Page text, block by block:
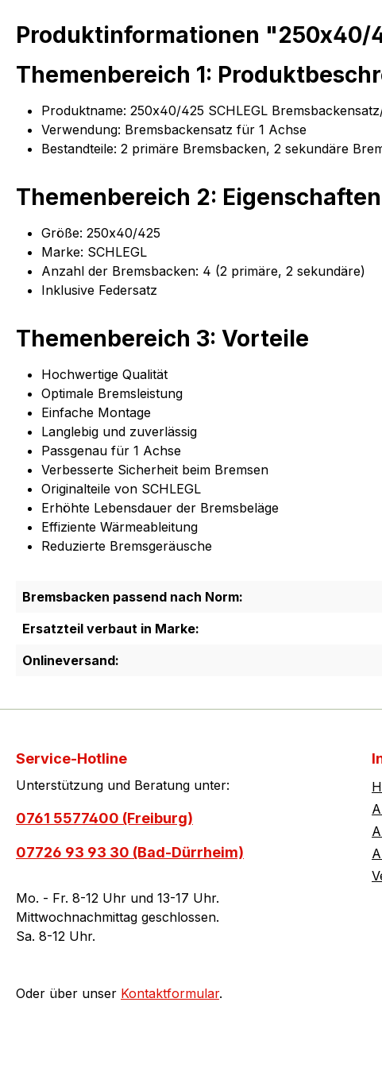
Produktinformationen "250x40/
Themenbereich 1:
Produktname: 250x40/425 SCHLEGL
Verwendung: Bremsbackensatz für 1 Achse
Bestandteile: 2 primäre Bremsbacken, 2 sekundäre
Themenbereich 2: Eigenschaften
Größe: 250x40/425
Marke: SCHLEGL
Anzahl der Bremsbacken: 4 (2 primäre, 2 sekundäre)
Inklusive Federsatz
Themenbereich 3: Vorteile
Hochwertige Qualität
Optimale Bremsleistung
Einfache Montage
Langlebig und zuverlässig
Passgenau für 1 Achse
Verbesserte Sicherheit beim Bremsen
Originalteile von SCHLEGL
Erhöhte Lebensdauer der Bremsbeläge
Effiziente Wärmeableitung
Reduzierte Bremsgeräusche
Bremsbacken passend nach Norm:
Ersatzteil verbaut in Marke:
Onlineversand:
Service-Hotline
Unterstützung und Beratung unter:
0761 5577400 (Freiburg)
07726 93 93 30 (Bad-Dürrheim)
Mo. - Fr. 8-12 Uhr und 13-17 Uhr.
Mittwochnachmittag geschlossen.
Sa. 8-12 Uhr.
Oder über unser Kontaktformular.